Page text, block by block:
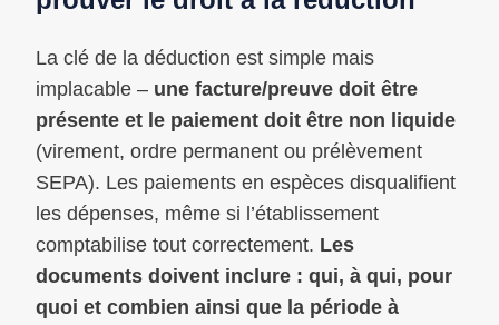
La clé de la déduction est simple mais
implacable – une facture/preuve doit être
présente et le paiement doit être non liquide
(virement, ordre permanent ou prélèvement
SEPA). Les paiements en espèces disqualifient
les dépenses, même si l’établissement
comptabilise tout correctement. Les
documents doivent inclure : qui, à qui, pour
quoi et combien ainsi que la période à